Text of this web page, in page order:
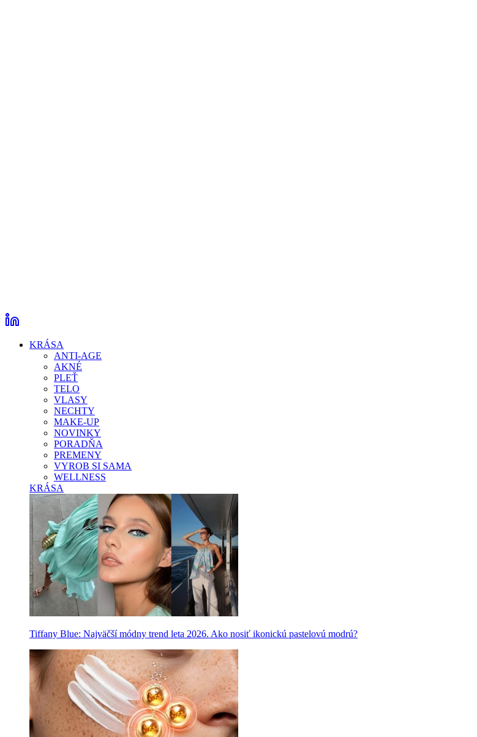
KRÁSA
ANTI-AGE
AKNÉ
PLEŤ
TELO
VLASY
NECHTY
MAKE-UP
NOVINKY
PORADŇA
PREMENY
VYROB SI SAMA
WELLNESS
KRÁSA
Tiffany Blue: Najväčší módny trend leta 2026. Ako nosiť ikonickú pastelovú modrú?